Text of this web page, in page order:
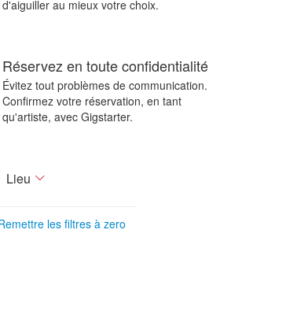
d'aiguiller au mieux votre choix.
Réservez en toute confidentialité
Évitez tout problèmes de communication.
Confirmez votre réservation, en tant
qu'artiste, avec Gigstarter.
Lieu
les filtres à zero